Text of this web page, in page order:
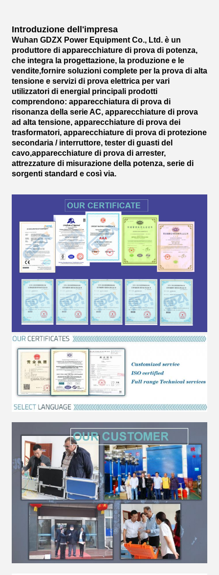
Introduzione dell'impresa
Wuhan GDZX Power Equipment Co., Ltd. è un
produttore di apparecchiature di prova di potenza,
che integra la progettazione, la produzione e le
vendite,fornire soluzioni complete per la prova di alta
tensione e servizi di prova elettrica per vari
utilizzatori di energiaI principali prodotti
comprendono: apparecchiatura di prova di
risonanza della serie AC, apparecchiature di prova
ad alta tensione, apparecchiature di prova dei
trasformatori, apparecchiature di prova di protezione
secondaria / interruttore, tester di guasti del
cavo,apparecchiature di prova di arrester,
attrezzature di misurazione della potenza, serie di
sorgenti standard e così via.